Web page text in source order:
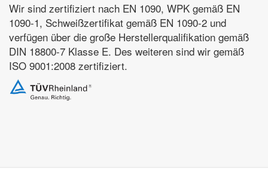
Wir sind zertifiziert nach EN 1090, WPK gemäß EN
1090-1, Schweißzertifikat gemäß EN 1090-2 und
verfügen über die große Herstellerqualifikation gemäß
DIN 18800-7 Klasse E. Des weiteren sind wir gemäß
ISO 9001:2008 zertifiziert.